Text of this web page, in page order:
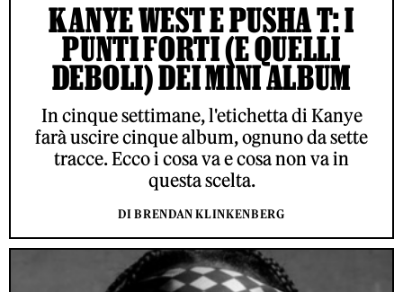
KANYE WEST E PUSHA T: I
PUNTI FORTI (E QUELLI
DEBOLI) DEI MINI ALBUM
In cinque settimane, l'etichetta di Kanye
farà uscire cinque album, ognuno da sette
tracce. Ecco i cosa va e cosa non va in
questa scelta.
DI BRENDAN KLINKENBERG